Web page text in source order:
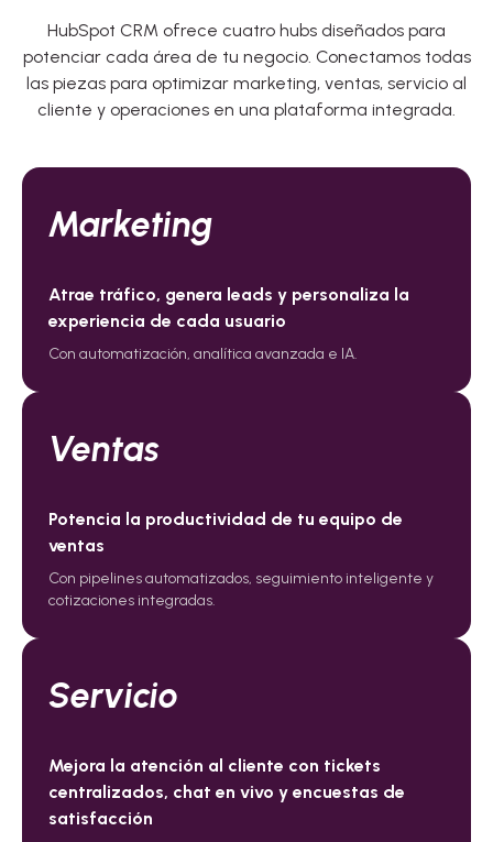
HubSpot CRM ofrece cuatro hubs diseñados para
potenciar cada área de tu negocio. Conectamos todas
las piezas para optimizar marketing, ventas, servicio al
cliente y operaciones en una plataforma integrada.
Marketing
Atrae tráfico, genera leads y personaliza la
experiencia de cada usuario
Con automatización, analítica avanzada e IA.
Ventas
Potencia la productividad de tu equipo de
ventas
Con pipelines automatizados, seguimiento inteligente y
cotizaciones integradas.
Servicio
Mejora la atención al cliente con tickets
centralizados, chat en vivo y encuestas de
satisfacción